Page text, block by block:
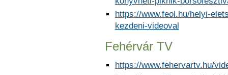
https://www.feol.hu/helyi-
kezdeni-videoval
Fehérvár TV
https://www.fehervartv.hu/